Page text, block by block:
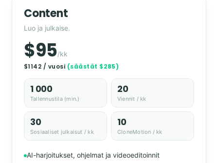
Content
Luo ja julkaise.
$95/kk
$1142 / vuosi (säästät $285)
1 000
Tallennustila (min.)
20
Viennit / kk
30
Sosiaaliset julkaisut / kk
10
CloneMotion / kk
AI-harjoitukset, ohjelmat ja videoeditoinnit